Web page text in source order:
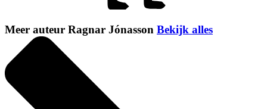
Meer auteur Ragnar Jónasson Bekijk alles